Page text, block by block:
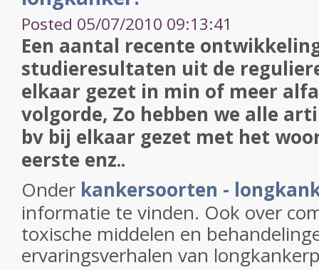
Posted 05/07/2010 09:13:41
Een aantal recente
studieresultaten uit de
elkaar gezet in min of meer
volgorde, Zo hebben we alle
bv bij elkaar gezet met het
eerste enz..
Onder kankersoorten -
informatie te vinden. Ook over
toxische middelen en
ervaringsverhalen van